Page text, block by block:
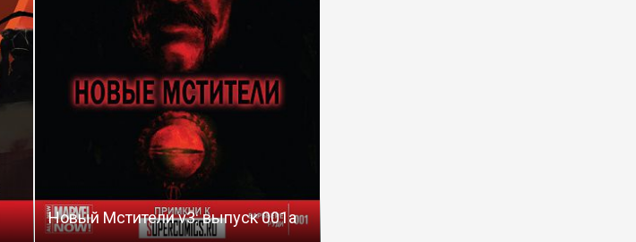
Новый Мстители v3: выпуск 001a